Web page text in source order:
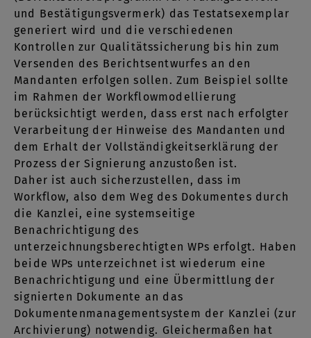
und Bestätigungsvermerk) das Testatsexemplar
generiert wird und die verschiedenen
Kontrollen zur Qualitätssicherung bis hin zum
Versenden des Berichtsentwurfes an den
Mandanten erfolgen sollen. Zum Beispiel sollte
im Rahmen der Workflowmodellierung
berücksichtigt werden, dass erst nach erfolgter
Verarbeitung der Hinweise des Mandanten und
dem Erhalt der Vollständigkeitserklärung der
Prozess der Signierung anzustoßen ist.
Daher ist auch sicherzustellen, dass im
Workflow, also dem Weg des Dokumentes durch
die Kanzlei, eine systemseitige
Benachrichtigung des
unterzeichnungsberechtigten WPs erfolgt. Haben
beide WPs unterzeichnet ist wiederum eine
Benachrichtigung und eine Übermittlung der
signierten Dokumente an das
Dokumentenmanagementsystem der Kanzlei (zur
Archivierung) notwendig. Gleichermaßen hat